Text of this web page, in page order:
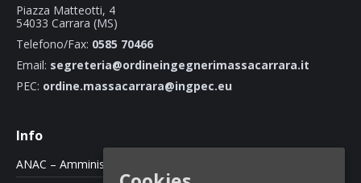
Piazza Matteotti, 4
54033 Carrara (MS)
Telefono/Fax: 0585 70466
Email: segreteria@ordineingegnerimassacarrara.it
PEC: ordine.massacarrara@ingpec.eu
Info
ANAC – Amministrazione Trasparente